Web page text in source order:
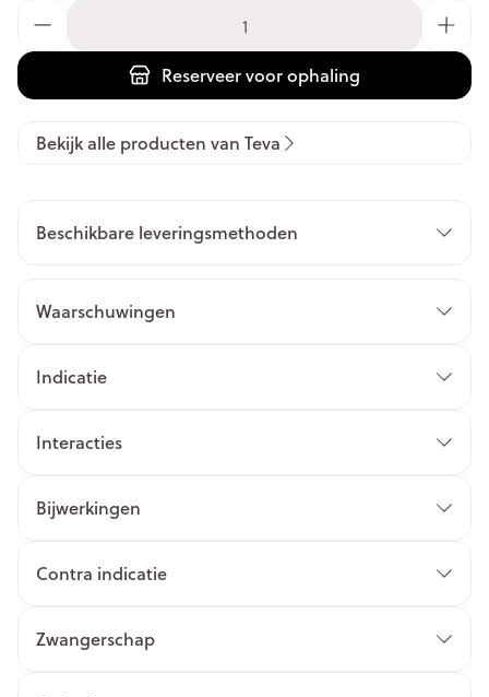
Reserveervoor ophaling
Bekijk alle producten van Teva
Beschikbare leveringsmethoden
Waarschuwingen
Indicatie
Interacties
Bijwerkingen
Contra indicatie
Zwangerschap